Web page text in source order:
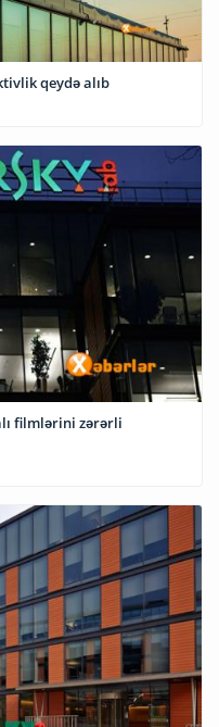
qeydə alıb
filmlərini zərərli